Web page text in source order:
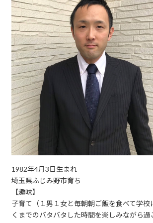
1982年4月3日生まれ
埼玉県ふじみ野市育ち
【趣味】
子育て（１男１女と毎朝朝ご飯を食べて学校
くまでのバタバタした時間を楽しみながら過